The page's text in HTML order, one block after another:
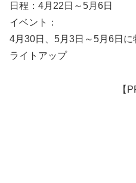
日程：4月22日～5月6日
イベント：
4月30日、5月3日～5月6日に
ライトアップ
【